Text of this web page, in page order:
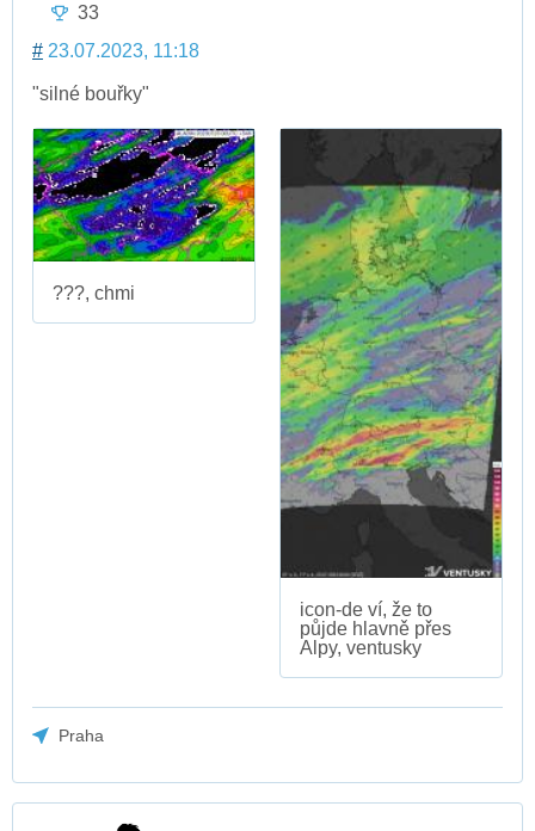
33
# 23.07.2023, 11:18
"silné bouřky"
???, chmi
icon-de ví, že to
půjde hlavně přes
Alpy, ventusky
Praha